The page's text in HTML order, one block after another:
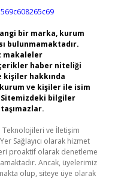
bir marka, kurum
bulunmamaktadır.
makaleler
haber niteliği
kişiler hakkında
ve kişiler ile isim
bilgiler
Teknolojileri ve İletişim
Sağlayıcı olarak hizmet
proaktif olarak denetleme
Ancak, üyelerimiz
olup, siteye üye olarak